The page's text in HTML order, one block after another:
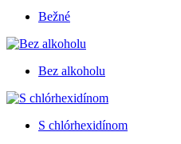
Bežné
Bez alkoholu
S chlórhexidínom